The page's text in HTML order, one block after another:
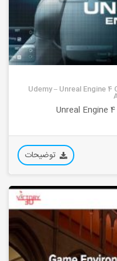
Udemy – Unreal Engine
توضیحات